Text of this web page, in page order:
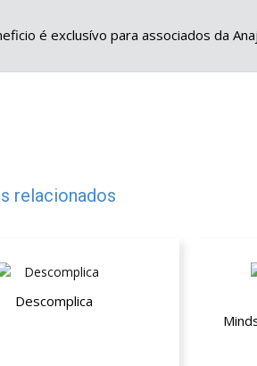
é exclusívo para associados da
relacionados
Descomplica